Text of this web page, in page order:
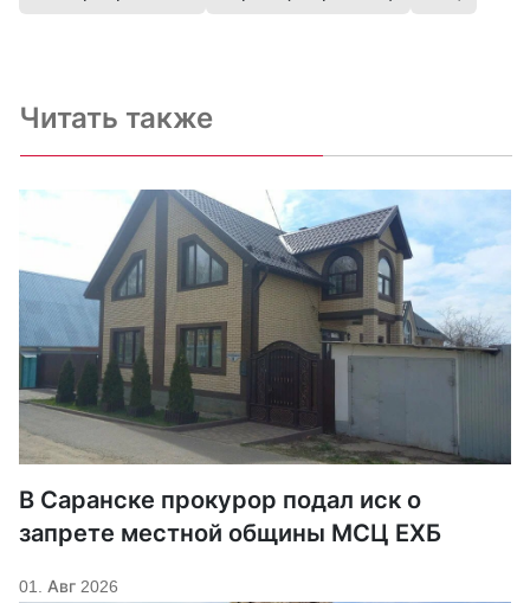
Читать также
В Саранске прокурор подал иск о
запрете местной общины МСЦ ЕХБ
01. Авг 2026